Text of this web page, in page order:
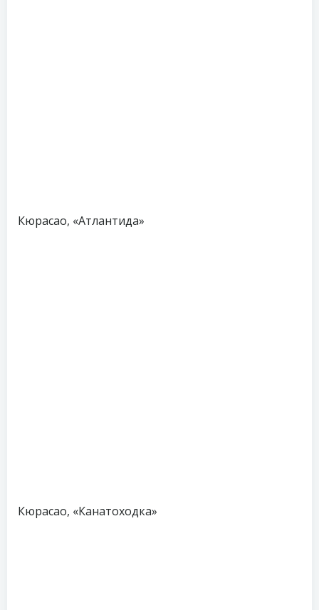
Кюрасао, «Атлантида»
Кюрасао, «Канатоходка»